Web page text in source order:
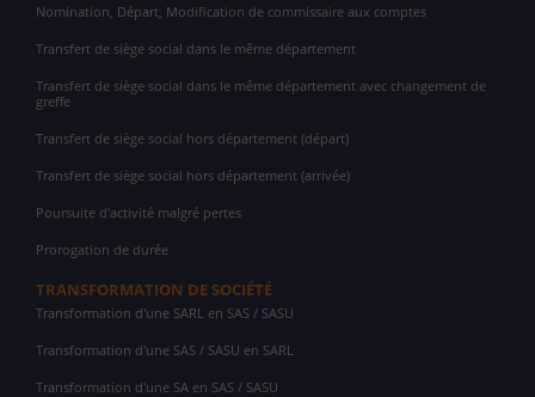
Nomination, Départ, Modification de commissaire aux comptes
Transfert de siège social dans le même département
Transfert de siège social dans le même département avec changement de
greffe
Transfert de siège social hors département (départ)
Transfert de siège social hors département (arrivée)
Poursuite d'activité malgré pertes
Prorogation de durée
TRANSFORMATION DE SOCIÉTÉ
Transformation d'une SARL en SAS / SASU
Transformation d'une SAS / SASU en SARL
Transformation d'une SA en SAS / SASU